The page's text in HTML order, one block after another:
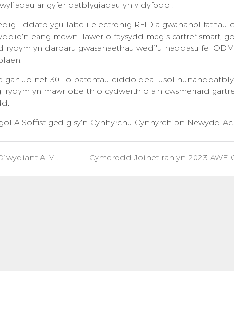
ar gyfer datblygiadau yn y dyfodol.
i ddatblygu labeli electronig RFID a gwahanol fathau
eang mewn llawer o feysydd megis cartref smart,
rydym yn darparu gwasanaethau wedi'u haddasu fel
gan Joinet 30+ o batentau eiddo deallusol
rydym yn mawr obeithio cydweithio â'n cwsmeriaid
Croeso Cynnes i Ffederasiwn Diwydiant A Masnach Zhongshan I Ymweld â Joinet